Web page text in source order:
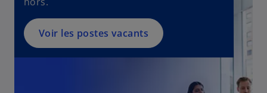
Voir les postes vacants